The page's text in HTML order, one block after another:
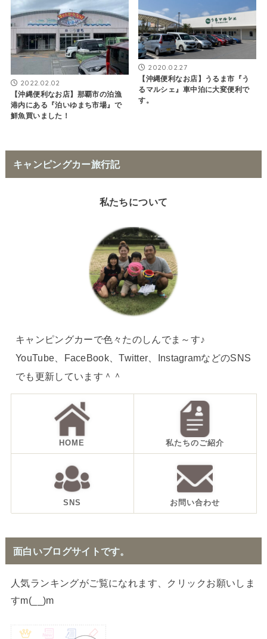
2022.02.02
【沖縄便利なお店】那覇市の泊漁
港内にある『泊いゆまち市場』で
鮮魚買いました！
2020.02.27
【沖縄便利なお店】うるま市『う
るマルシェ』車中泊に大変便利で
す。
キャンピングカー旅行記
私たちについて
キャンピングカーで色々たのしんでま～す♪
YouTube、FaceBook、Twitter、InstagramなどのSNS
でも更新しています＾＾
HOME 私たちのご紹介
SNS お問い合わせ
面白いブログサイトです。
人気ランキングがご覧になれます、クリックお願いしま
すm(__)m